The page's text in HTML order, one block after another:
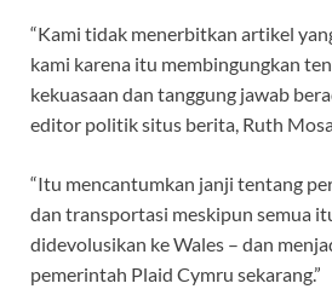
“Kami tidak menerbitkan artikel
kami karena itu membingungkan
kekuasaan dan tanggung jawab
editor politik situs berita, Ruth
“Itu mencantumkan janji tentang
dan transportasi meskipun semua
didevolusikan ke Wales – dan
pemerintah Plaid Cymru sekarang.”